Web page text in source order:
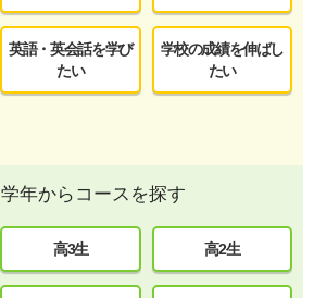
英語・英会話を学び
たい
学校の成績を伸ばし
たい
学年からコースを探す
高3生 高2生